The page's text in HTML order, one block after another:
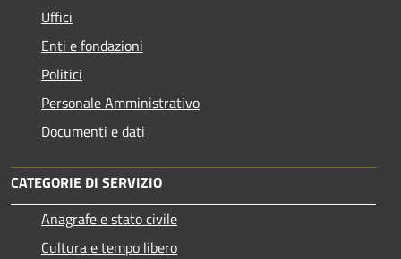
Uffici
Enti e fondazioni
Politici
Personale Amministrativo
Documenti e dati
CATEGORIE DI SERVIZIO
Anagrafe e stato civile
Cultura e tempo libero